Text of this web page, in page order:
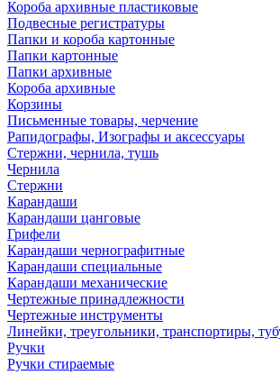
Короба архивные пластиковые
Подвесные регистратуры
Папки и короба картонные
Папки картонные
Папки архивные
Короба архивные
Корзины
Письменные товары, черчение
Рапидографы, Изографы и аксессуары
Стержни, чернила, тушь
Чернила
Стержни
Карандаши
Карандаши цанговые
Грифели
Карандаши чернографитные
Карандаши специальные
Карандаши механические
Чертежные принадлежности
Чертежные инструменты
Линейки, треугольники, транспортиры,
Ручки
Ручки стираемые